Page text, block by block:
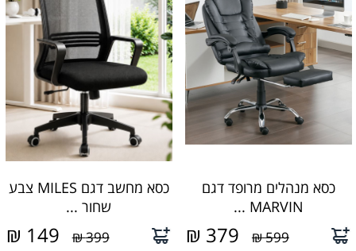
כסא מנהלים מרופד דגם
MARVIN ...
599 ₪
379
₪
כסא מחשב דגם MILES צבע
שחור ...
399 ₪
149
₪